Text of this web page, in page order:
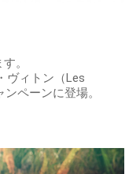
。
ヴィトン（Les
ペーンに登場。